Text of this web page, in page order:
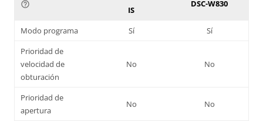
help_outline
IS
DSC-W830
Modo programa Sí
Sí
Prioridad de
velocidad de
obturación
No No
Prioridad de
apertura
No No